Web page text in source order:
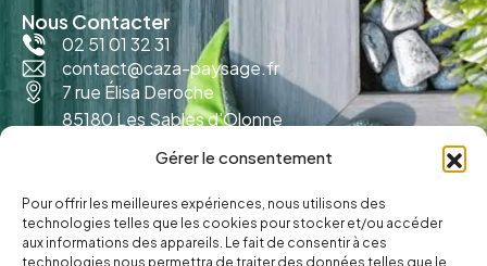
Gérer le consentement
Pour offrir les meilleures expériences, nous utilisons des
technologies telles que les cookies pour stocker et/ou accéder
aux informations des appareils. Le fait de consentir à ces
technologies nous permettra de traiter des données telles que le
Nous Contacter
02 51 01 32 31
contact@caza-paysage.fr
7 rue Élisa Deroche
85180 Les Sables d'Olonne